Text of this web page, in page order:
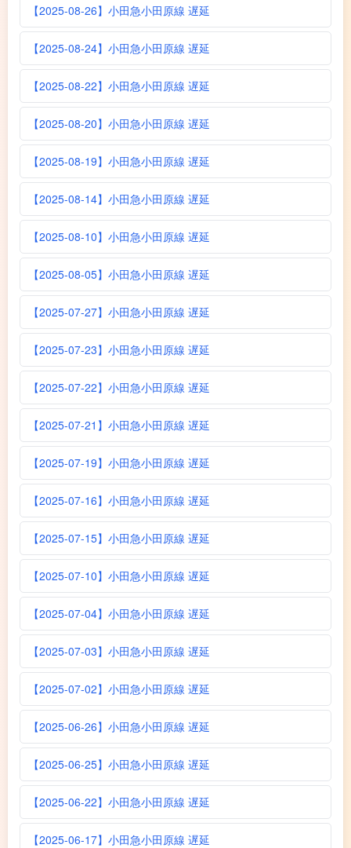
【2025-08-26】小田急小田原線 遅延
【2025-08-24】小田急小田原線 遅延
【2025-08-22】小田急小田原線 遅延
【2025-08-20】小田急小田原線 遅延
【2025-08-19】小田急小田原線 遅延
【2025-08-14】小田急小田原線 遅延
【2025-08-10】小田急小田原線 遅延
【2025-08-05】小田急小田原線 遅延
【2025-07-27】小田急小田原線 遅延
【2025-07-23】小田急小田原線 遅延
【2025-07-22】小田急小田原線 遅延
【2025-07-21】小田急小田原線 遅延
【2025-07-19】小田急小田原線 遅延
【2025-07-16】小田急小田原線 遅延
【2025-07-15】小田急小田原線 遅延
【2025-07-10】小田急小田原線 遅延
【2025-07-04】小田急小田原線 遅延
【2025-07-03】小田急小田原線 遅延
【2025-07-02】小田急小田原線 遅延
【2025-06-26】小田急小田原線 遅延
【2025-06-25】小田急小田原線 遅延
【2025-06-22】小田急小田原線 遅延
【2025-06-17】小田急小田原線 遅延